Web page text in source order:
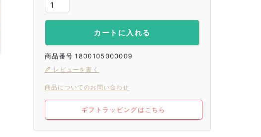
カートに入れる
商品番号 1800105000009
レビューを書く
商品についてのお問い合わせ
ギフトラッピングはこちら